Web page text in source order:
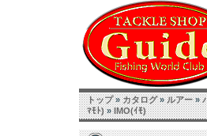
トップ»カタログ»ルアー»
ﾏﾓﾄ)»IMO(ｲﾓ)